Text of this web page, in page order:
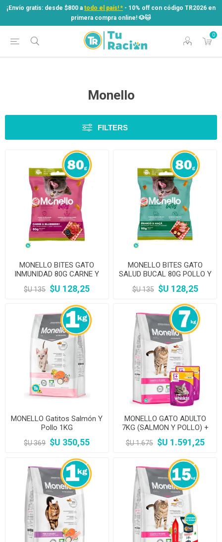
¡Envío gratis: desde $800 a todo el país! * - 10% off con código TR2026 en
primera compra online! ​🐶​🐱
0
¡Envío gratis: desde $800 atodo el país! *
- 10% off con código TR2026 en
primera compra online! ​🐶​🐱
Monello
FILTERS
MONELLO BITES GATO
INMUNIDAD 80G CARNE Y
ARANDANOS
$U 135 $U 128,25
MONELLO BITES GATO
SALUD BUCAL 80G POLLO Y
MANZANA
$U 135 $U 128,25
MONELLO Gatitos Salmón Y
Pollo 1KG
$U 369 $U 350,55
MONELLO GATO ADULTO
7KG (SALMON Y POLLO) +
Salsa whiskas
$U 1.675 $U 1.591,25